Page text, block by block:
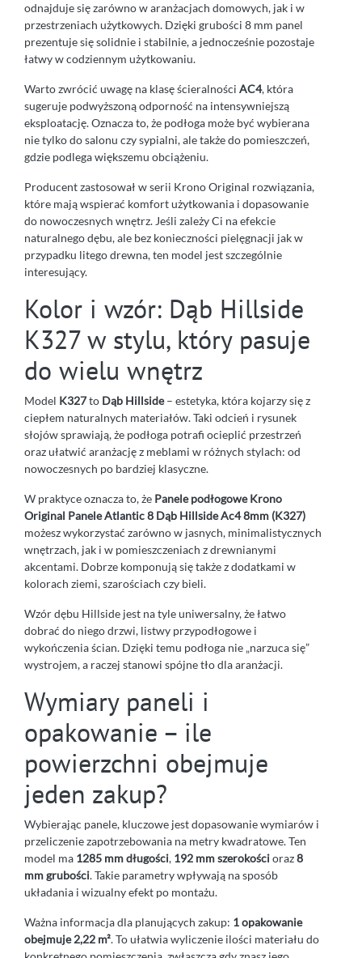
odnajduje się zarówno w aranżacjach domowych, jak i w
przestrzeniach użytkowych. Dzięki grubości 8 mm panel
prezentuje się solidnie i stabilnie, a jednocześnie pozostaje
łatwy w codziennym użytkowaniu.
Warto zwrócić uwagę na klasę ścieralności AC4, która
sugeruje podwyższoną odporność na intensywniejszą
eksploatację. Oznacza to, że podłoga może być wybierana
nie tylko do salonu czy sypialni, ale także do pomieszczeń,
gdzie podlega większemu obciążeniu.
Producent zastosował w serii Krono Original rozwiązania,
które mają wspierać komfort użytkowania i dopasowanie
do nowoczesnych wnętrz. Jeśli zależy Ci na efekcie
naturalnego dębu, ale bez konieczności pielęgnacji jak w
przypadku litego drewna, ten model jest szczególnie
interesujący.
Kolor i wzór: Dąb Hillside
K327 w stylu, który pasuje
do wielu wnętrz
Model K327to Dąb Hillside– estetyka, która kojarzy się z
ciepłem naturalnych materiałów. Taki odcień i rysunek
słojów sprawiają, że podłoga potrafi ocieplić przestrzeń
oraz ułatwić aranżację z meblami w różnych stylach: od
nowoczesnych po bardziej klasyczne.
W praktyce oznacza to, że Panele podłogowe Krono
Original Panele Atlantic 8 Dąb Hillside Ac4 8mm (K327)
możesz wykorzystać zarówno w jasnych, minimalistycznych
wnętrzach, jak i w pomieszczeniach z drewnianymi
akcentami. Dobrze komponują się także z dodatkami w
kolorach ziemi, szarościach czy bieli.
Wzór dębu Hillside jest na tyle uniwersalny, że łatwo
dobrać do niego drzwi, listwy przypodłogowe i
wykończenia ścian. Dzięki temu podłoga nie „narzuca się”
wystrojem, a raczej stanowi spójne tło dla aranżacji.
Wymiary paneli i
opakowanie – ile
powierzchni obejmuje
jeden zakup?
Wybierając panele, kluczowe jest dopasowanie wymiarów i
przeliczenie zapotrzebowania na metry kwadratowe. Ten
model ma 1285 mm długości, 192 mm szerokościoraz8
mm grubości. Takie parametry wpływają na sposób
układania i wizualny efekt po montażu.
Ważna informacja dla planujących zakup: 1 opakowanie
obejmuje 2,22 m². To ułatwia wyliczenie ilości materiału do